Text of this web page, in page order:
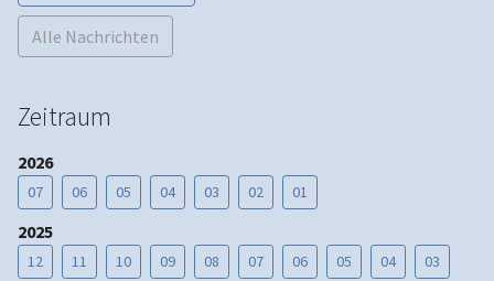
Alle Nachrichten
Zeitraum
2026
07 06 05 04 03 02 01
2025
12 11 10 09 08 07 06 05 04 03